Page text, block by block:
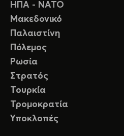
ΗΠΑ - ΝΑΤΟ
Μακεδονικό
Παλαιστίνη
Πόλεμος
Ρωσία
Στρατός
Τουρκία
Τρομοκρατία
Υποκλοπές